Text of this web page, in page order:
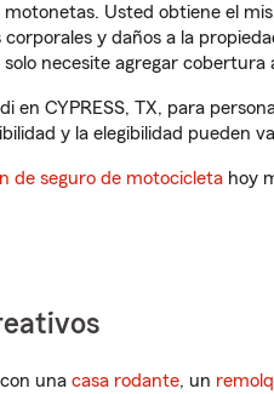
Usted obtiene el
corporales y daños a la
necesite agregar cobertura
en CYPRESS, TX, para
y la elegibilidad pueden
de seguro de motocicleta hoy
una casa rodante, un